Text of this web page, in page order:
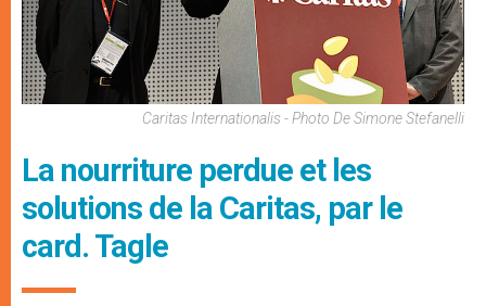
Caritas Internationalis - Photo De Simone Stefanelli
La nourriture perdue et les
solutions de la Caritas, par le
card. Tagle